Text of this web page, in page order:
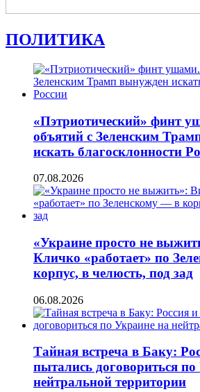
ПОЛИТИКА
«Пэтриотический» финт
объятий с Зеленским
искать благосклонности
07.08.2026
«Украине просто не
Кличко «работает» по
корпус, в челюсть, под зад
06.08.2026
Тайная встреча в Баку:
пытались договориться
нейтральной территории